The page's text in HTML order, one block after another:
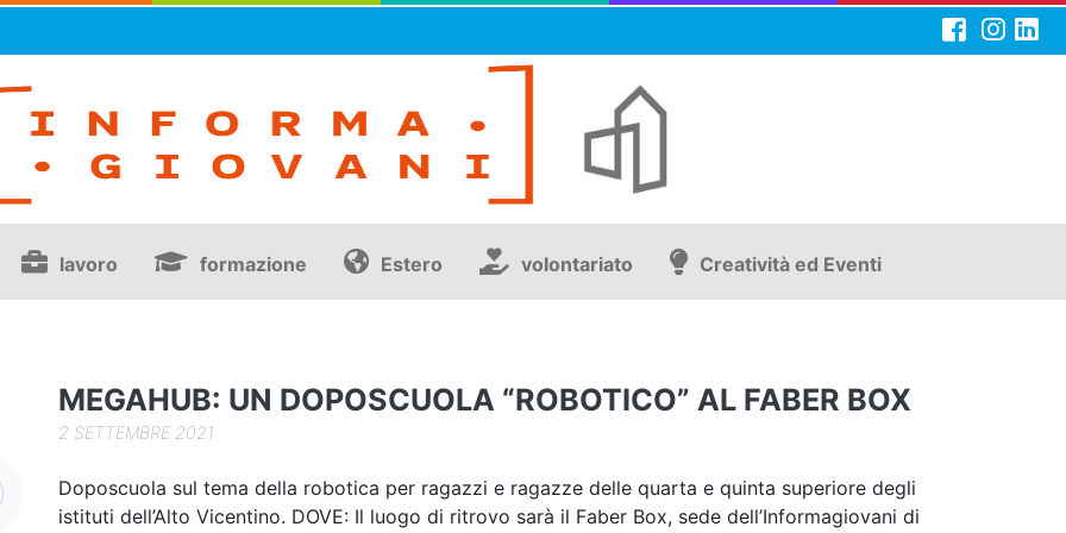
lavoro formazione Estero volontariato Creatività ed Eventi
MEGAHUB: UN DOPOSCUOLA “ROBOTICO” AL FABER BOX
2 SETTEMBRE 2021
Doposcuola sul tema della robotica per ragazzi e ragazze delle quarta e quinta superiore degli
istituti dell’Alto Vicentino. DOVE: Il luogo di ritrovo sarà il Faber Box, sede dell’Informagiovani di